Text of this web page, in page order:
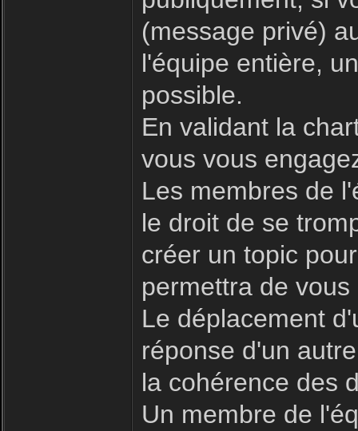
(message privé)
l'équipe entière,
possible.
En validant la
vous vous
Les membres de
le droit de se
créer un topic
permettra de
Le déplacement
réponse d'un
la cohérence des
Un membre de